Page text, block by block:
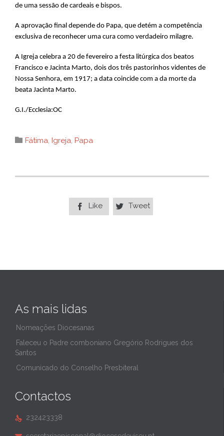
de uma sessão de cardeais e bispos.
A aprovação final depende do Papa, que detém a competência
exclusiva de reconhecer uma cura como verdadeiro milagre.
A Igreja celebra a 20 de fevereiro a festa litúrgica dos beatos
Francisco e Jacinta Marto, dois dos três pastorinhos videntes de
Nossa Senhora, em 1917; a data coincide com a da morte da
beata Jacinta Marto.
G.I./Ecclesia:OC
 Category
Fátima, Igreja, Papa
 Like  Tweet
As mais lidas
Nomeações Diocesanas
Faleceu o Padre comboniano Gregório Rodrigues dos
Santos
Comunicado do Conselho Presbiteral
Contactos
 232423338